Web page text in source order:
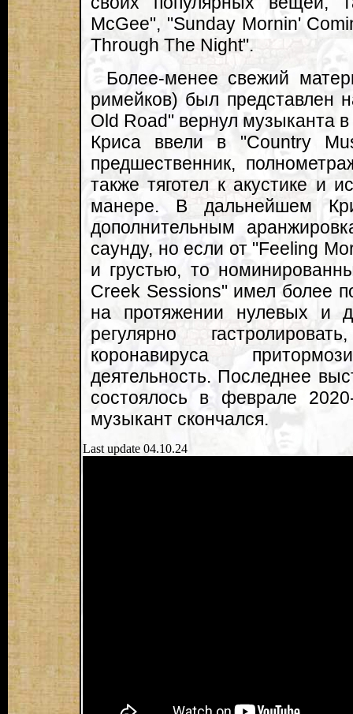
McGee", "Sunday Mornin'
Through The Night".
Более-менее свежий
римейков) был представлен
Old Road" вернул музыканта в
Криса ввели в "Country
предшественник,
также тяготел к акустике и
манере. В дальнейшем
дополнительным
саунду, но если от "Feeling
и грустью, то
Creek Sessions" имел более
на протяжении нулевых и
регулярно
коронавируса
деятельность. Последнее
состоялось в феврале
музыкант скончался.
Last update 04.10.24